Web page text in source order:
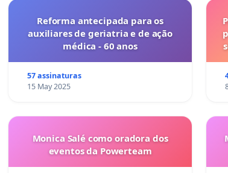
Reforma antecipada para os
auxiliares de geriatria e de ação
médica - 60 anos
57 assinaturas
15 May 2025
Monica Salé como oradora dos
eventos da Powerteam